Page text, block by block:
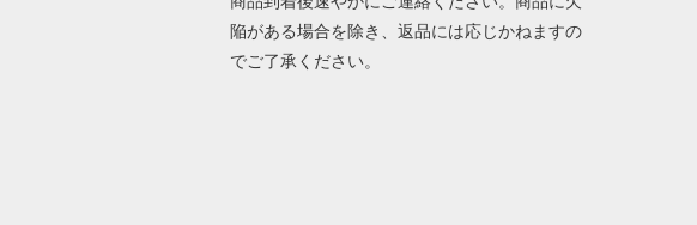
陥がある場合を除き、返品には応じかねますの
でご了承ください。